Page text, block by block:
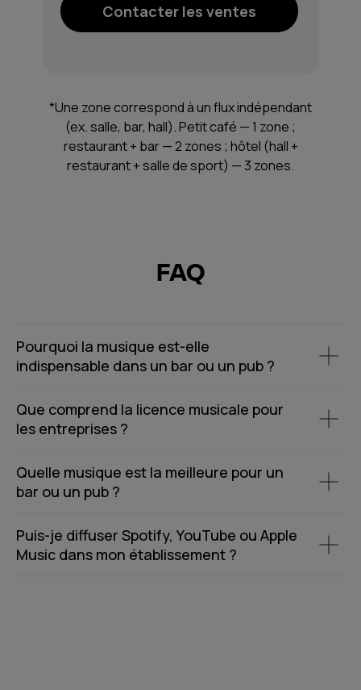
*Une zone correspond à un flux indépendant
(ex. salle, bar, hall). Petit café — 1 zone ;
restaurant + bar — 2 zones ; hôtel (hall +
restaurant + salle de sport) — 3 zones.
Contacter les ventes
FAQ
Pourquoi la musique est-elle
indispensable dans un bar ou un pub ?
Que comprend la licence musicale pour
les entreprises ?
Quelle musique est la meilleure pour un
bar ou un pub ?
Puis-je diffuser Spotify, YouTube ou Apple
Music dans mon établissement ?